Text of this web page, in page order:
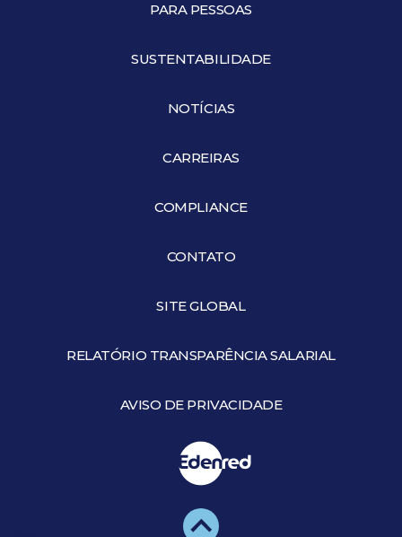
PARA PESSOAS
SUSTENTABILIDADE
NOTÍCIAS
CARREIRAS
COMPLIANCE
CONTATO
SITE GLOBAL
RELATÓRIO TRANSPARÊNCIA SALARIAL
AVISO DE PRIVACIDADE